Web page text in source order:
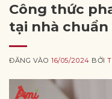
Công thức
tại nhà
ĐĂNG VÀO16/05/2024 BỞI